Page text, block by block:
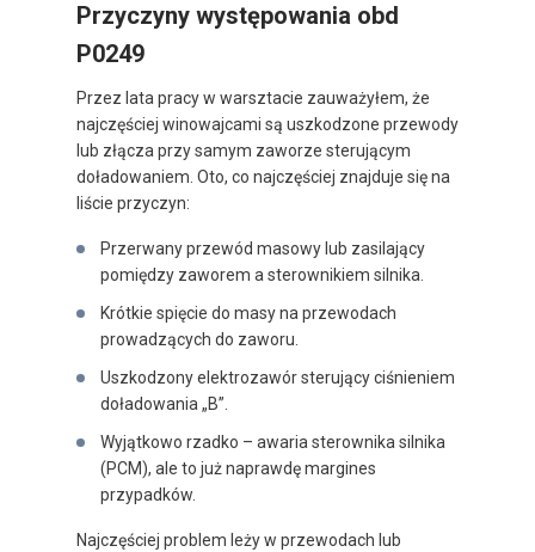
Przyczyny występowania obd
P0249
Przez lata pracy w warsztacie zauważyłem, że
najczęściej winowajcami są uszkodzone przewody
lub złącza przy samym zaworze sterującym
doładowaniem. Oto, co najczęściej znajduje się na
liście przyczyn:
Przerwany przewód masowy lub zasilający
pomiędzy zaworem a sterownikiem silnika.
Krótkie spięcie do masy na przewodach
prowadzących do zaworu.
Uszkodzony elektrozawór sterujący ciśnieniem
doładowania „B”.
Wyjątkowo rzadko – awaria sterownika silnika
(PCM), ale to już naprawdę margines
przypadków.
Najczęściej problem leży w przewodach lub